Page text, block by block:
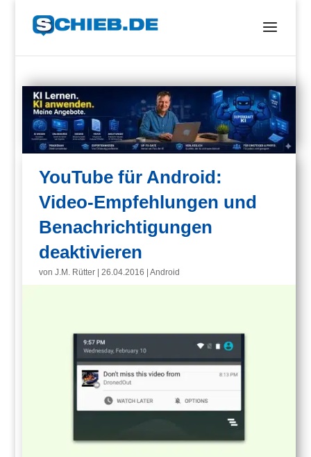
YouTube für Android:
Video-Empfehlungen und
Benachrichtigungen
deaktivieren
vonJ.M. Rütter |26.04.2016 |Android